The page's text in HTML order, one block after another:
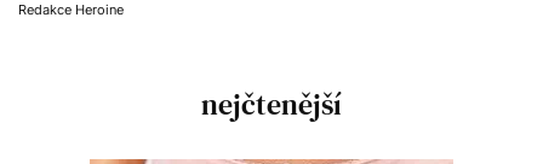
Redakce Heroine
nejčtenější